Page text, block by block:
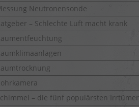
Neutronensonde
– Schlechte Luft macht krank
– die fünf populärsten Irrtümer